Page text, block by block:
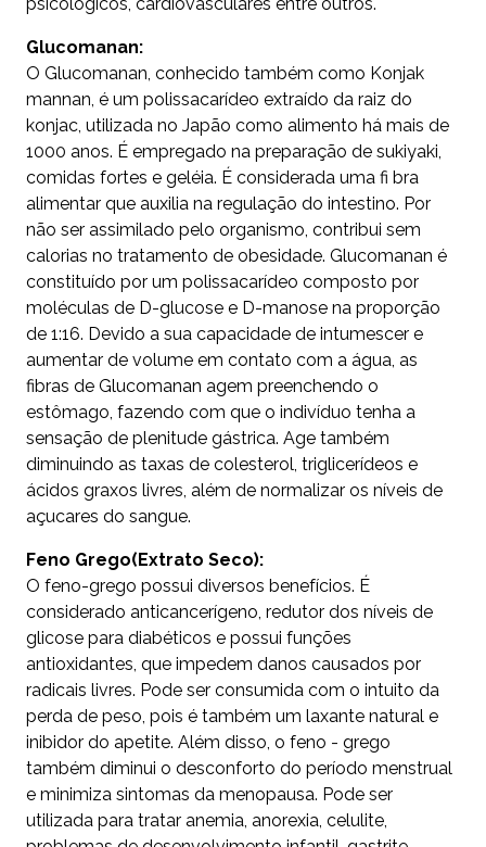
Glucomanan:
O Glucomanan, conhecido também como Konjak
mannan, é um polissacarídeo extraído da raiz do
konjac, utilizada no Japão como alimento há mais de
1000 anos. É empregado na preparação de sukiyaki,
comidas fortes e geléia. É considerada uma fi bra
alimentar que auxilia na regulação do intestino. Por
não ser assimilado pelo organismo, contribui sem
calorias no tratamento de obesidade. Glucomanan é
constituído por um polissacarídeo composto por
moléculas de D-glucose e D-manose na proporção
de 1:16. Devido a sua capacidade de intumescer e
aumentar de volume em contato com a água, as
fibras de Glucomanan agem preenchendo o
estômago, fazendo com que o indivíduo tenha a
sensação de plenitude gástrica. Age também
diminuindo as taxas de colesterol, triglicerídeos e
ácidos graxos livres, além de normalizar os níveis de
açucares do sangue.
Feno Grego(Extrato Seco):
O feno-grego possui diversos benefícios. É
considerado anticancerígeno, redutor dos níveis de
glicose para diabéticos e possui funções
antioxidantes, que impedem danos causados por
radicais livres. Pode ser consumida com o intuito da
perda de peso, pois é também um laxante natural e
inibidor do apetite. Além disso, o feno - grego
também diminui o desconforto do período menstrual
e minimiza sintomas da menopausa. Pode ser
utilizada para tratar anemia, anorexia, celulite,